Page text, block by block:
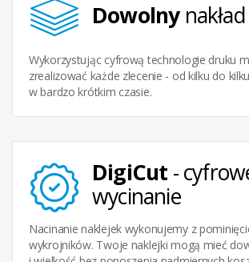
Dowolnynakład
Wykorzystując cyfrową technologie druku
zrealizować każde zlecenie - od kilku do
w bardzo krótkim czasie.
DigiCut -
wycinanie
Nacinanie naklejek wykonujemy z
wykrojników. Twoje naklejki mogą mieć